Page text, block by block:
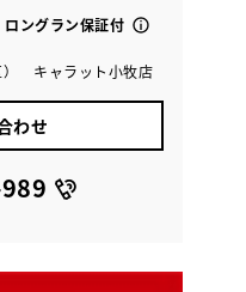
ロングラン保証付
） キャラット小牧店
わせ